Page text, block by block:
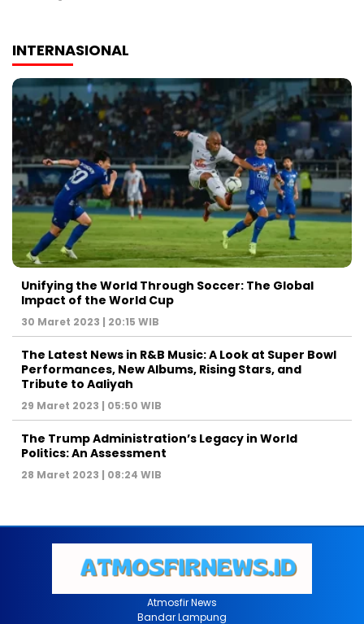
INTERNASIONAL
Unifying the World Through Soccer: The Global
Impact of the World Cup
30 Maret 2023 | 20:15 WIB
The Latest News in R&B Music: A Look at Super Bowl
Performances, New Albums, Rising Stars, and
Tribute to Aaliyah
29 Maret 2023 | 05:50 WIB
The Trump Administration’s Legacy in World
Politics: An Assessment
28 Maret 2023 | 08:24 WIB
Atmosfir News
Bandar Lampung